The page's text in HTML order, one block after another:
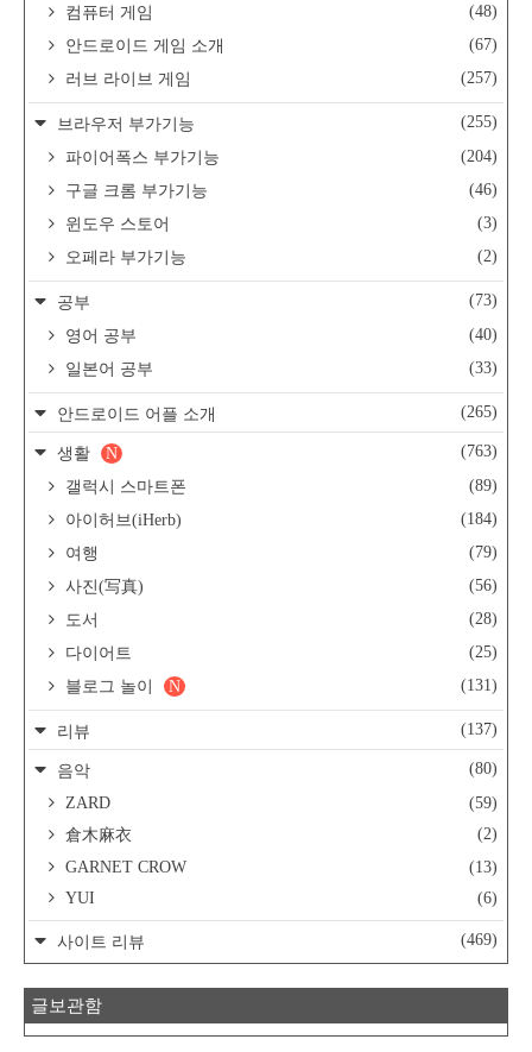
컴퓨터 게임
(48)
안드로이드 게임 소개
(67)
러브 라이브 게임
(257)
브라우저 부가기능
(255)
파이어폭스 부가기능
(204)
구글 크롬 부가기능
(46)
윈도우 스토어
(3)
오페라 부가기능
(2)
공부
(73)
영어 공부
(40)
일본어 공부
(33)
안드로이드 어플 소개 (265)
생활 (763)
N
갤럭시 스마트폰
(89)
아이허브(iHerb)
(184)
여행
(79)
사진(写真)
(56)
도서
(28)
다이어트
(25)
블로그 놀이
(131)
N
리뷰 (137)
음악
(80)
ZARD
(59)
倉木麻衣
(2)
GARNET CROW
(13)
YUI
(6)
사이트 리뷰 (469)
글보관함